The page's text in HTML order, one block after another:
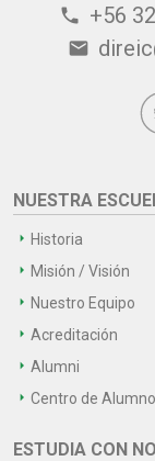
phone +56
email
NUESTRA
Historia
Misión / Visión
Nuestro Equipo
Acreditación
Alumni
Centro de
ESTUDIA CON